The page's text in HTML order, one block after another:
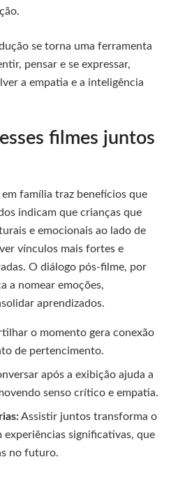
se torna uma ferramenta
pensar e se expressar,
a empatia e a inteligência
filmes juntos
família traz benefícios que
indicam que crianças que
e emocionais ao lado de
vínculos mais fortes e
O diálogo pós-filme, por
a nomear emoções,
aprendizados.
o momento gera conexão
de pertencimento.
após a exibição ajuda a
senso crítico e empatia.
Assistir juntos transforma o
experiências significativas, que
no futuro.